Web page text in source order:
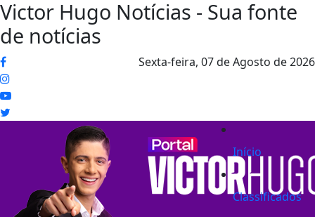
Victor Hugo Notícias - Sua fonte
de notícias
Sexta-feira, 07 de Agosto de 2026
Início
Classificados